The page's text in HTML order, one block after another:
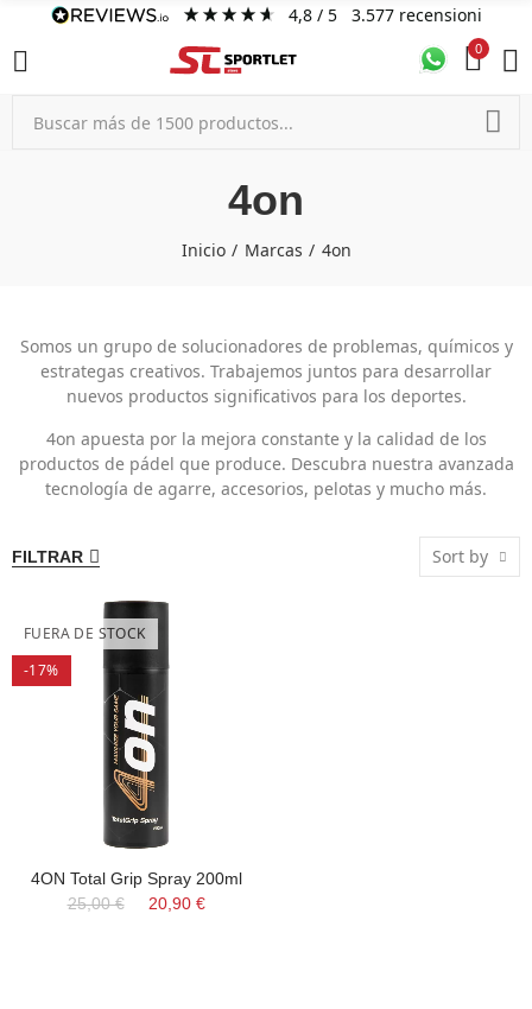
4,8/ 5 3.577 recensioni
0
4on
Inicio Marcas 4on
Somos un grupo de solucionadores de problemas, químicos y
estrategas creativos. Trabajemos juntos para desarrollar
nuevos productos significativos para los deportes.
4on apuesta por la mejora constante y la calidad de los
productos de pádel que produce. Descubra nuestra avanzada
tecnología de agarre, accesorios, pelotas y mucho más.
FILTRAR Sort by
FUERA DE STOCK
-17%
4ON Total Grip Spray 200ml
25,00 €
20,90 €